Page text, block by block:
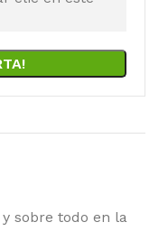
sobre todo en la